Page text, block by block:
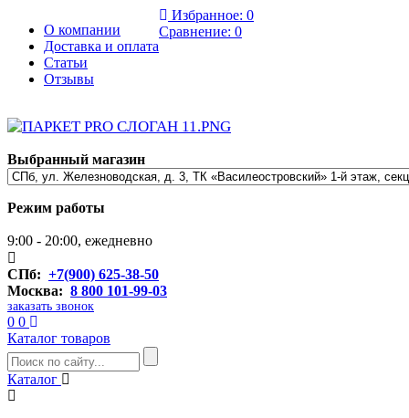
О компании
Доставка и оплата
Статьи
Отзывы
Избранное: 0
Сравнение: 0
Выбранный магазин
Режим работы
9:00 - 20:00, ежедневно
СПб: +7(900) 625-38-50
Москва: 8 800 101-99-03
заказать звонок
0 0
Каталог товаров
Каталог